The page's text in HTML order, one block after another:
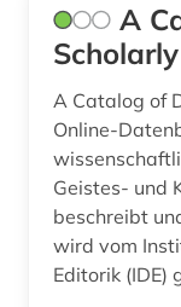
A
A Catalog of
Online-
Geistes- und
beschreibt
wird vom
Editorik (IDE)